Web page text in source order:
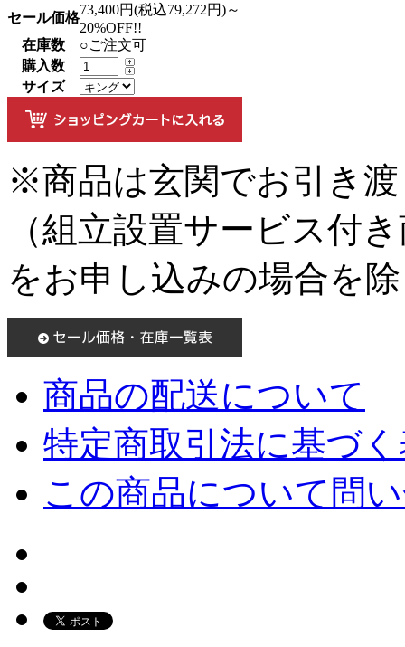
セール価格
73,400円(税込79,272円)～
20%OFF!!
在庫数
○ご注文可
購入数
サイズ
※商品は玄関でお引き
（組立設置サービス付
をお申し込みの場合を
商品の配送について
特定商取引法に基づ
この商品について問